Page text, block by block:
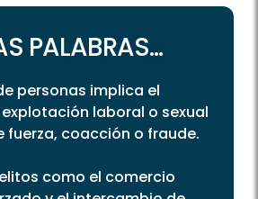
PALABRAS...
personas implica el
laboral o sexual
fuerza, coacción o fraude.
como el comercio